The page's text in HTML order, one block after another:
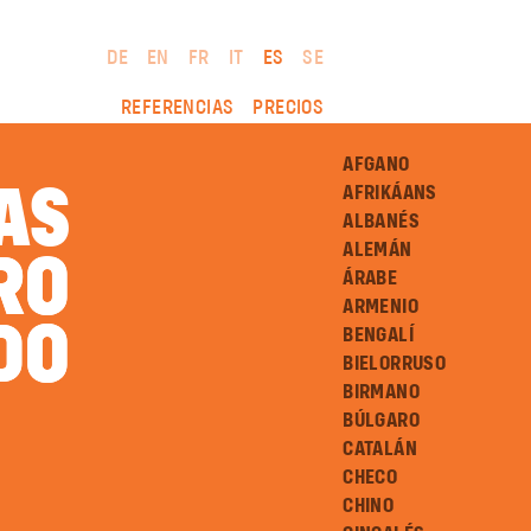
DE EN FR IT ES SE
REFERENCIAS PRECIOS
AFGANO
AFRIKÁANS
ALBANÉS
ALEMÁN
ÁRABE
ARMENIO
BENGALÍ
BIELORRUSO
BIRMANO
BÚLGARO
CATALÁN
CHECO
CHINO